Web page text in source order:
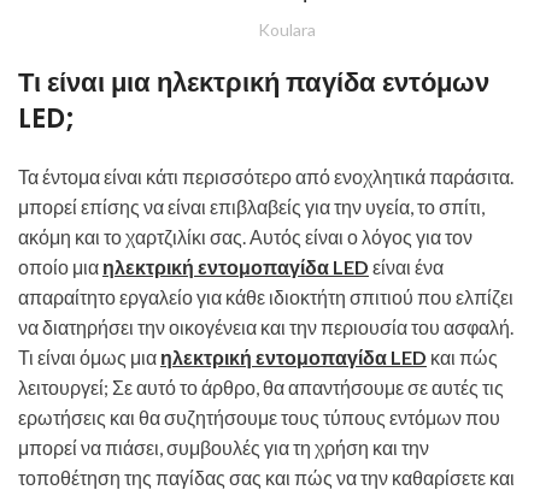
Koulara
Τι είναι μια ηλεκτρική παγίδα εντόμων
LED;
Τα έντομα είναι κάτι περισσότερο από ενοχλητικά παράσιτα.
μπορεί επίσης να είναι επιβλαβείς για την υγεία, το σπίτι,
ακόμη και το χαρτζιλίκι σας. Αυτός είναι ο λόγος για τον
οποίο μια ηλεκτρική εντομοπαγίδα LED είναι ένα
απαραίτητο εργαλείο για κάθε ιδιοκτήτη σπιτιού που ελπίζει
να διατηρήσει την οικογένεια και την περιουσία του ασφαλή.
Τι είναι όμως μια ηλεκτρική εντομοπαγίδα LED και πώς
λειτουργεί; Σε αυτό το άρθρο, θα απαντήσουμε σε αυτές τις
ερωτήσεις και θα συζητήσουμε τους τύπους εντόμων που
μπορεί να πιάσει, συμβουλές για τη χρήση και την
τοποθέτηση της παγίδας σας και πώς να την καθαρίσετε και